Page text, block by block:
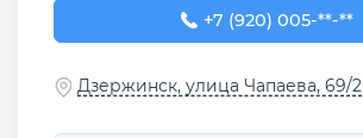
+7 (920) 005-94-00
+7 (920) 005-**-**
Дзержинск, улица Чапаева, 69/2